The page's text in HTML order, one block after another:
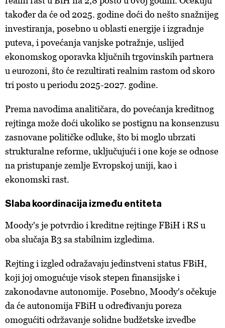
također da će od 2025. godine doći do nešto snažnijeg
investiranja, posebno u oblasti energije i izgradnje
puteva, i povećanja vanjske potražnje, uslijed
ekonomskog oporavka ključnih trgovinskih partnera
u eurozoni, što će rezultirati realnim rastom od skoro
tri posto u periodu 2025-2027. godine.
Prema navodima analitičara, do povećanja kreditnog
rejtinga može doći ukoliko se postignu na konsenzusu
zasnovane političke odluke, što bi moglo ubrzati
strukturalne reforme, uključujući i one koje se odnose
na pristupanje zemlje Evropskoj uniji, kao i
ekonomski rast.
Slaba koordinacija između entiteta
Moody's je potvrdio i kreditne rejtinge FBiH i RS u
oba slučaja B3 sa stabilnim izgledima.
Rejting i izgled odražavaju jedinstveni status FBiH,
koji joj omogućuje visok stepen finansijske i
zakonodavne autonomije. Posebno, Moody's očekuje
da će autonomija FBiH u određivanju poreza
omogućiti održavanje solidne budžetske izvedbe